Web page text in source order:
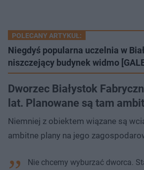
POLECANY ARTYKUŁ:
Niegdyś popularna uczelnia w
niszczejący budynek widmo
Dworzec Białystok
lat. Planowane są tam
Niemniej z obiektem wiązane są
ambitne plany na jego
Nie chcemy wyburzać dworca.